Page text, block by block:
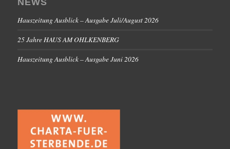
NEWS
Hauszeitung Ausblick – Ausgabe Juli/August 2026
25 Jahre HAUS AM OHLKENBERG
Hauszeitung Ausblick – Ausgabe Juni 2026